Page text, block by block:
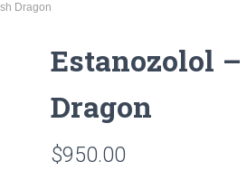
Dragon
Estanozolol
Dragon
$950.00